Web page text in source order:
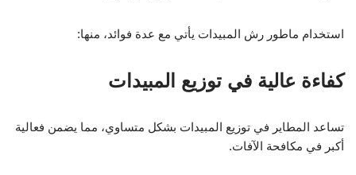
استخدام ماطور رش المبيدات يأتي مع عدة فوائد، منها:
كفاءة عالية في توزيع المبيدات
تساعد المطاير في توزيع المبيدات بشكل متساوي، مما يضمن فعالية
أكبر في مكافحة الآفات.